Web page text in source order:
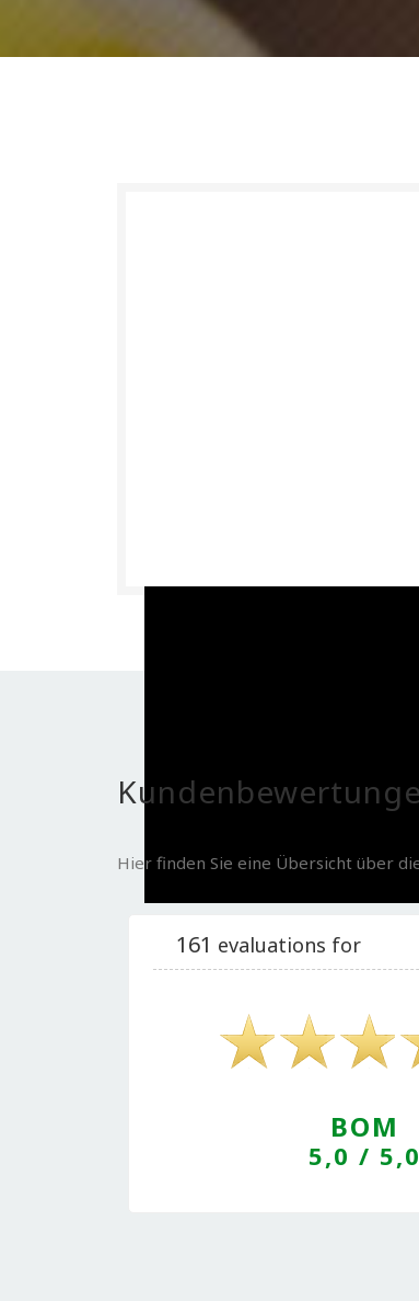
Hier finden Sie eine Übersicht über
161 evaluations for
BOM
5,0 / 5,0